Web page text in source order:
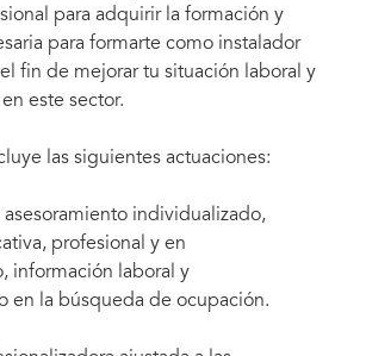
para adquirir la formación y
para formarte como instalador
fin de mejorar tu situación laboral y
este sector.
las siguientes actuaciones:
asesoramiento individualizado,
profesional y en
información laboral y
en la búsqueda de ocupación.